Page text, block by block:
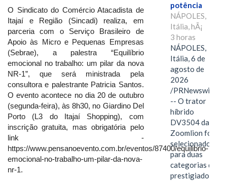
O Sindicato do Comércio Atacadista de
Itajaí e Região (Sincadi) realiza, em
parceria com o Serviço Brasileiro de
Apoio às Micro e Pequenas Empresas
(Sebrae), a palestra “Equilíbrio
emocional no trabalho: um pilar da nova
NR-1”, que será ministrada pela
consultora e palestrante Patricia Santos.
O evento acontece no dia 20 de outubro
(segunda-feira), às 8h30, no Giardino Del
Porto (L3 do Itajaí Shopping), com
inscrição gratuita, mas obrigatória pelo
link -
https://www.pensanoevento.com.br/eventos/87400/equilibrio-
emocional-no-trabalho-um-pilar-da-nova-
nr-1.
potência
NÁPOLES,
Itália, hÃ¡
3 horas
NÁPOLES,
Itália, 6 de
agosto de
2026
/PRNewswire/
-- O trator
híbrido
DV3504 da
Zoomlion foi
selecionado
para duas
categorias do
prestigiado